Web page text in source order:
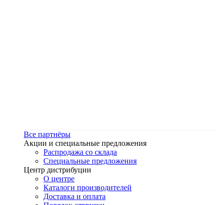
Все партнёры
Акции и специальные предложения
Распродажа со склада
Специальные предложения
Центр дистрибуции
О центре
Каталоги производителей
Доставка и оплата